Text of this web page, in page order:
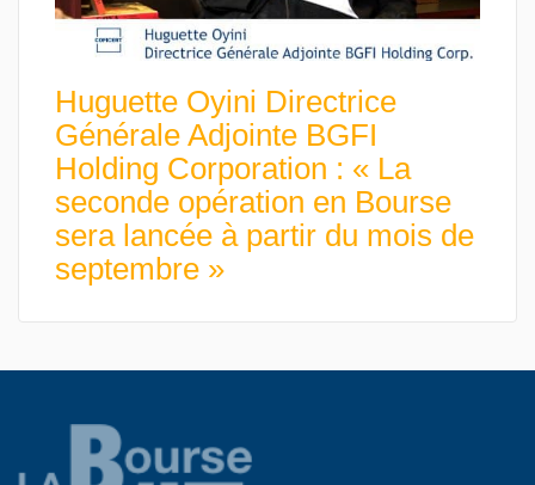
Huguette Oyini Directrice
Générale Adjointe BGFI
Holding Corporation : « La
seconde opération en Bourse
sera lancée à partir du mois de
septembre »